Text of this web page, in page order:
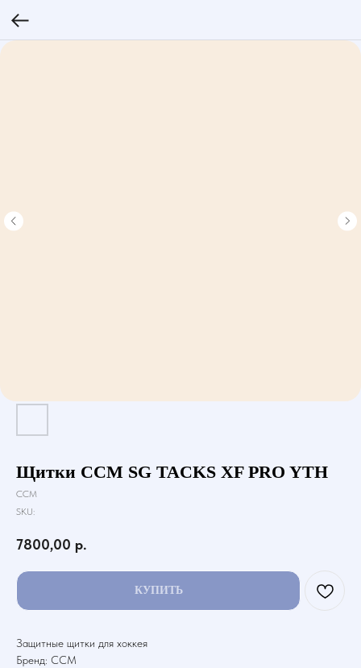
Щитки CCM SG TACKS XF PRO YTH
CCM
SKU:
7800,00 р.
КУПИТЬ
Защитные щитки для хоккея
Бренд: CCM